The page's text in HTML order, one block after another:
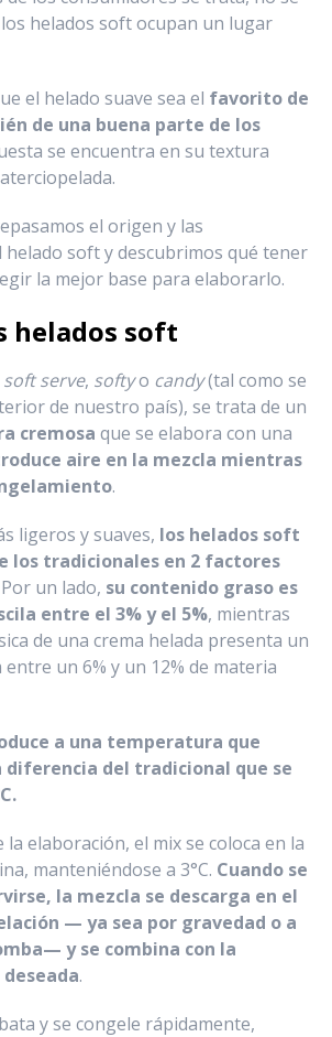
helados soft ocupan un lugar
el helado suave sea el favorito de
de una buena parte de los
se encuentra en su textura
el origen y las
helado soft y descubrimos qué tener
la mejor base para elaborarlo.
helados soft
soft serve, softyo candy(tal como se
de nuestro país), se trata de un
cremosa que se elabora con una
aire en la mezcla mientras
.
ligeros y suaves, los helados soft
los tradicionales en 2 factores
Por un lado, su contenido graso es
entre el 3% y el 5%, mientras
de una crema helada presenta un
un 6% y un 12% de materia
a una temperatura que
diferencia del tradicional que se
la elaboración, el mix se coloca en la
manteniéndose a 3°C. Cuando se
la mezcla se descarga en el
— ya sea por gravedad o a
y se combina con la
.
y se congele rápidamente,